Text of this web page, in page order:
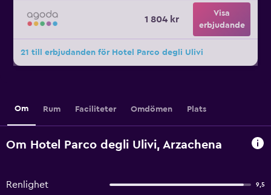
1 804 kr
Visa
erbjudande
21 till erbjudanden för Hotel Parco degli Ulivi
Om Rum Faciliteter Omdömen Plats
Om Hotel Parco degli Ulivi, Arzachena
Renlighet 9,5